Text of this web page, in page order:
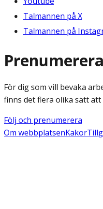
Talmannen på X
Talmannen på
Prenumerera
För dig som vill bevaka
finns det flera olika sätt att
Följ och prenumerera
Om webbplatsenKakor